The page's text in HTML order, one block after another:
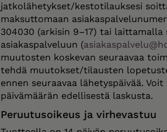
jatkolähetykset/kestotilauksesi
maksuttomaan
304030 (arkisin 9–17) tai laittamalla
asiakaspalveluun (
muutosten koskevan seuraavaa
tehdä muutokset/tilausten
ennen seuraavaa lähetyspäivää.
päivämäärän edellisestä laskusta.
Peruutusoikeus ja virhevastuu